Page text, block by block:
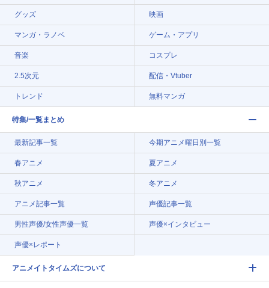
グッズ 映画
マンガ・ラノベ ゲーム・アプリ
音楽 コスプレ
2.5次元 配信・Vtuber
トレンド 無料マンガ
特集/一覧まとめ
最新記事一覧 今期アニメ曜日別一覧
春アニメ 夏アニメ
秋アニメ 冬アニメ
アニメ記事一覧 声優記事一覧
男性声優/女性声優一覧 声優×インタビュー
声優×レポート
アニメイトタイムズについて